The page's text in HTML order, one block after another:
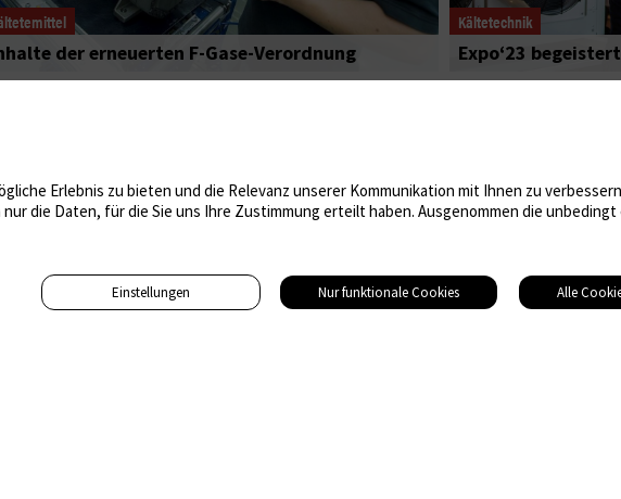
der erneuerten F-Gase-Verordnung
Kältetechnik
Expo‘23
Erlebnis zu bieten und die Relevanz unserer Kommunikation mit Ihnen zu
die Daten, für die Sie uns Ihre Zustimmung erteilt haben. Ausgenommen die
Einstellungen Nur funktionale Cookies Alle